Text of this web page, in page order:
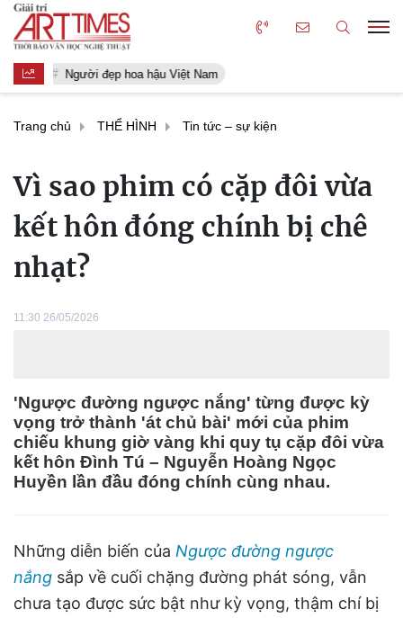
Người đẹp hoa hậu Việt Nam
Trang chủ THỂ HÌNH Tin tức – sự kiện
Vì sao phim có cặp đôi vừa
kết hôn đóng chính bị chê
nhạt?
11:30 26/05/2026
'Ngược đường ngược nắng' từng được kỳ
vọng trở thành 'át chủ bài' mới của phim
chiếu khung giờ vàng khi quy tụ cặp đôi vừa
kết hôn Đình Tú – Nguyễn Hoàng Ngọc
Huyền lần đầu đóng chính cùng nhau.
Những diễn biến của Ngược đường ngược
nắng sắp về cuối chặng đường phát sóng, vẫn
chưa tạo được sức bật như kỳ vọng, thậm chí bị